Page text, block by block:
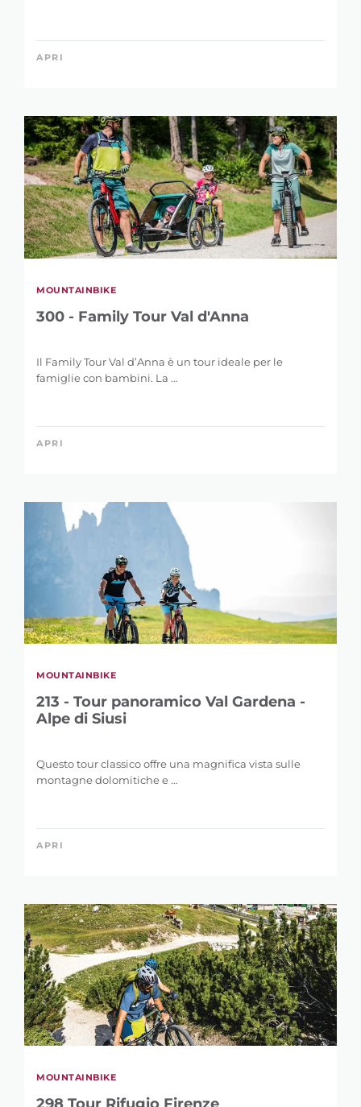
RAFFINA LA
RICERCA
APRI
MOUNTAINBIKE
300 - Family Tour Val d'Anna
Il Family Tour Val d’Anna è un tour ideale per le
famiglie con bambini. La ...
APRI
MOUNTAINBIKE
213 - Tour panoramico Val Gardena -
Alpe di Siusi
Questo tour classico offre una magnifica vista sulle
montagne dolomitiche e ...
APRI
MOUNTAINBIKE